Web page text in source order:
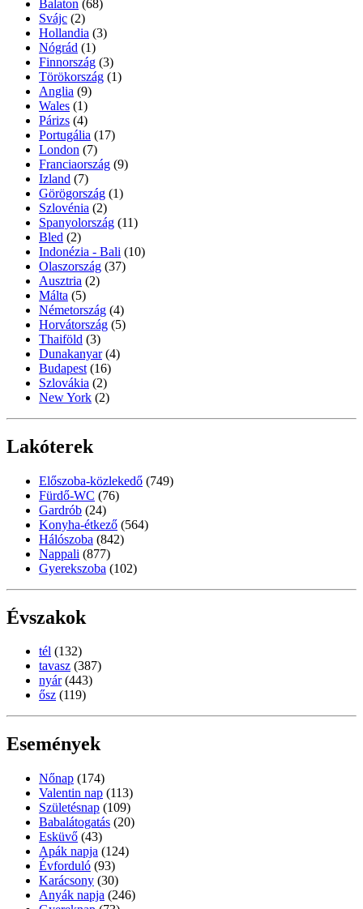
Balaton (68)
Svájc (2)
Hollandia (3)
Nógrád (1)
Finnország (3)
Törökország (1)
Anglia (9)
Wales (1)
Párizs (4)
Portugália (17)
London (7)
Franciaország (9)
Izland (7)
Görögország (1)
Szlovénia (2)
Spanyolország (11)
Bled (2)
Indonézia - Bali (10)
Olaszország (37)
Ausztria (2)
Málta (5)
Németország (4)
Horvátország (5)
Thaiföld (3)
Dunakanyar (4)
Budapest (16)
Szlovákia (2)
New York (2)
Lakóterek
Előszoba-közlekedő (749)
Fürdő-WC (76)
Gardrób (24)
Konyha-étkező (564)
Hálószoba (842)
Nappali (877)
Gyerekszoba (102)
Évszakok
tél (132)
tavasz (387)
nyár (443)
ősz (119)
Események
Nőnap (174)
Valentin nap (113)
Születésnap (109)
Babalátogatás (20)
Esküvő (43)
Apák napja (124)
Évforduló (93)
Karácsony (30)
Anyák napja (246)